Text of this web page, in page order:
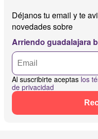
Déjanos tu email y te
novedades sobre
Arriendo guadalajara
Al suscribirte aceptas los
de privacidad